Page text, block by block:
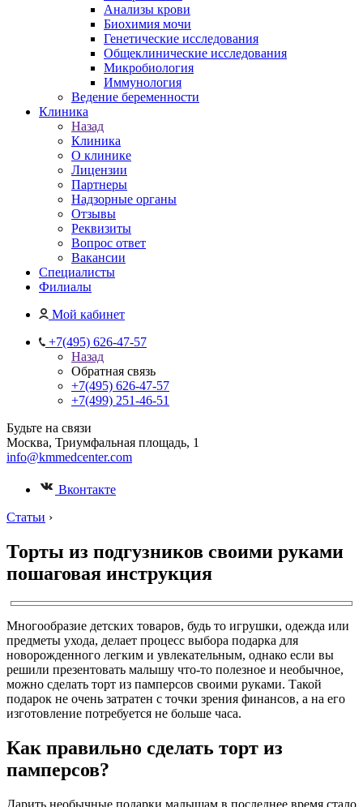
Анализы крови
Биохимия мочи
Генетические исследования
Общеклинические исследования
Микробиология
Иммунология
Ведение беременности
Клиника
Назад
Клиника
О клинике
Лицензии
Партнеры
Надзорные органы
Отзывы
Реквизиты
Вопрос ответ
Вакансии
Специалисты
Филиалы
Мой кабинет
+7(495) 626-47-57
Назад
Обратная связь
+7(495) 626-47-57
+7(499) 251-46-51
Будьте на связи
Москва, Триумфальная площадь, 1
info@kmmedcenter.com
Вконтакте
Статьи ›
Торты из подгузников своими руками
пошаговая инструкция
Многообразие детских товаров, будь то игрушки, одежда или
предметы ухода, делает процесс выбора подарка для
новорожденного легким и увлекательным, однако если вы
решили презентовать малышу что-то полезное и необычное,
можно сделать торт из памперсов своими руками. Такой
подарок не очень затратен с точки зрения финансов, а на его
изготовление потребуется не больше часа.
Как правильно сделать торт из
памперсов?
Дарить необычные подарки малышам в последнее время стало